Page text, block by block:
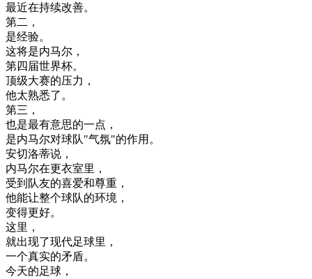
最近在持续改善。
第二 ，
是经验。
这将是内马尔 ，
第四届世界杯。
顶级大赛的压力 ，
他太熟悉了。
第三 ，
也是最有意思的一点 ，
是内马尔对球队"气氛"的作用 。
安切洛蒂说 ，
内马尔在更衣室里 ，
受到 队友的喜爱和尊重 ，
他能让整个球队的环境 ，
变得更好。
这里 ，
就出现了现代足球里 ，
一个真实的矛盾。
今天的足球 ，